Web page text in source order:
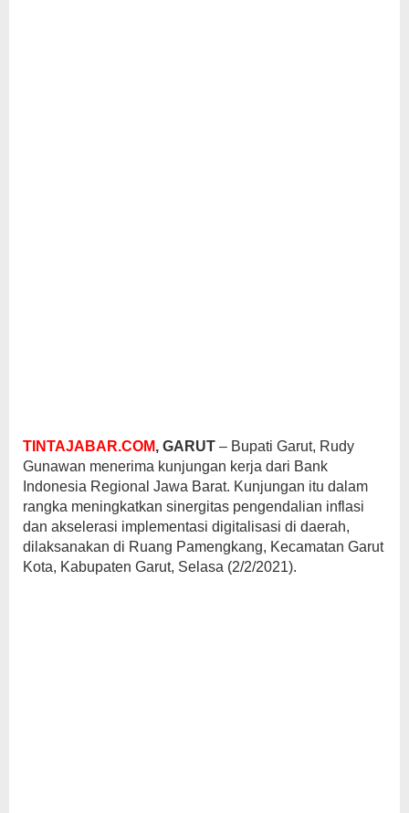
TINTAJABAR.COM, GARUT – Bupati Garut, Rudy
Gunawan menerima kunjungan kerja dari Bank
Indonesia Regional Jawa Barat. Kunjungan itu dalam
rangka meningkatkan sinergitas pengendalian inflasi
dan akselerasi implementasi digitalisasi di daerah,
dilaksanakan di Ruang Pamengkang, Kecamatan Garut
Kota, Kabupaten Garut, Selasa (2/2/2021).